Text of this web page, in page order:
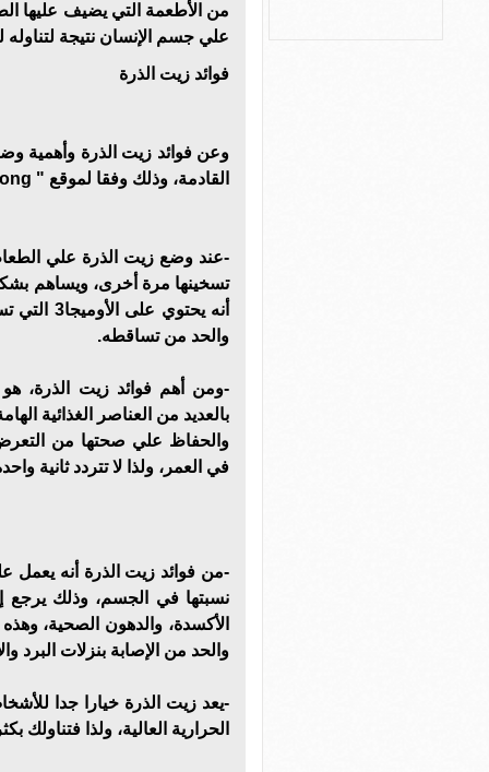
من الأطعمة التي يضيف عليها
علي جسم الإنسان نتيجة لتناوله
فوائد زيت الذرة
وعن فوائد زيت الذرة وأهمية
القادمة، وذلك وفقا لموقع " livestrong"، ومنها:
-عند وضع زيت الذرة علي
تسخينها مرة أخرى، ويساهم
أنه
والحد من تساقطه.
-ومن أهم فوائد زيت الذرة، هو
بالعديد من العناصر الغذائية
والحفاظ علي صحتها من
في العمر، ولذا لا تتردد ثانية
-من فوائد زيت الذرة أنه يعمل
نسبتها في الجسم، وذلك يرجع
الأكسدة، والدهون الصحية،
والحد من الإصابة بنزلات البرد
-يعد زيت الذرة خيارا جدا
الحرارية العالية، ولذا